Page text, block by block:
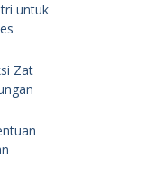
untuk
Zat